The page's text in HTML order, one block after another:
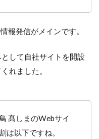
報発信がメインです。
して自社サイトを開設
れました。
髙しまのWebサイ
は以下ですね。